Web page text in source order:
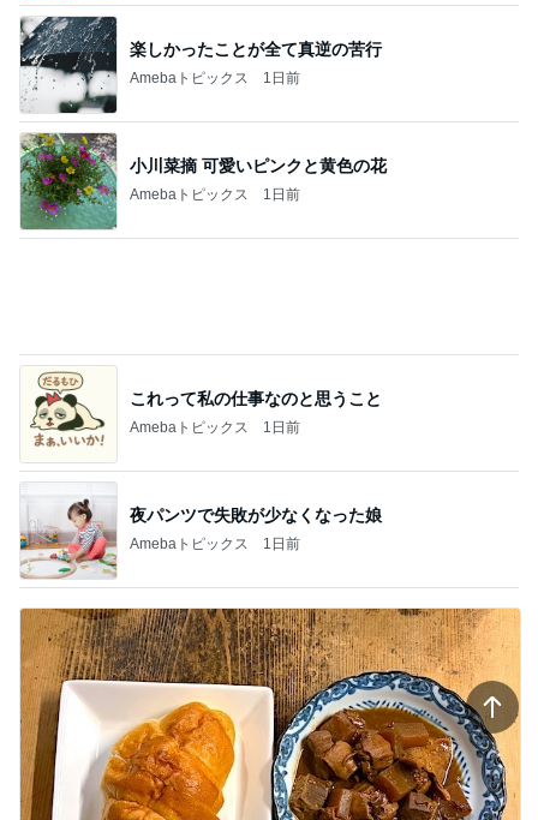
楽しかったことが全て真逆の苦行
Amebaトピックス 1日前
小川菜摘 可愛いピンクと黄色の花
Amebaトピックス 1日前
夜パンツで失敗が少なくなった娘
Amebaトピックス 1日前
にこみとパンで開拓した新境地
Amebaトピックス 1日前